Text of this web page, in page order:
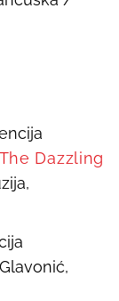
The Dazzling